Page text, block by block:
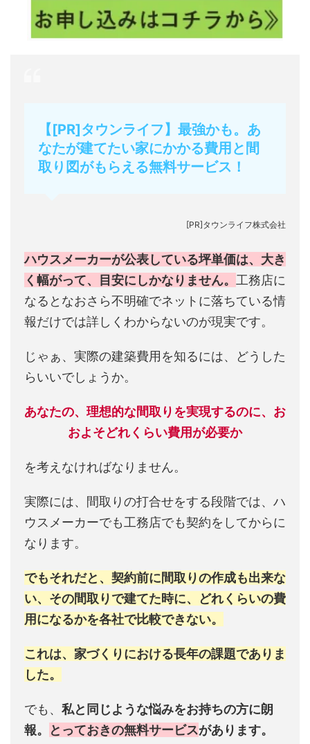
【[PR]タウンライフ】最強かも。あ
なたが建てたい家にかかる費用と間
取り図がもらえる無料サービス！
[PR]タウンライフ株式会社
ハウスメーカーが公表している坪単価は、大き
く幅がって、目安にしかなりません。 工務店に
なるとなおさら不明確でネットに落ちている情
報だけでは詳しくわからないのが現実です。
じゃぁ、実際の建築費用を知るには、どうした
らいいでしょうか。
あなたの、理想的な間取りを実現するのに、お
およそどれくらい費用が必要か
を考えなければなりません。
実際には、間取りの打合せをする段階では、ハ
ウスメーカーでも工務店でも契約をしてからに
なります。
でもそれだと、契約前に間取りの作成も出来な
い、その間取りで建てた時に、どれくらいの費
用になるかを各社で比較できない。
これは、家づくりにおける長年の課題でありま
した。
でも、 私と同じような悩みをお持ちの方に朗
報。
とっておきの無料サービスがあります。